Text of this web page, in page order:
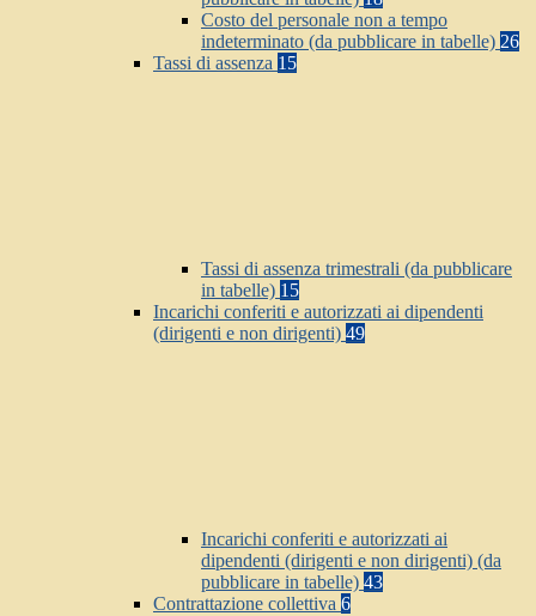
Costo del personale non a tempo
indeterminato (da pubblicare in tabelle) 26
Tassi di assenza 15
Tassi di assenza trimestrali (da pubblicare
in tabelle) 15
Incarichi conferiti e autorizzati ai dipendenti
(dirigenti e non dirigenti) 49
Incarichi conferiti e autorizzati ai
dipendenti (dirigenti e non dirigenti) (da
pubblicare in tabelle) 43
Contrattazione collettiva 6